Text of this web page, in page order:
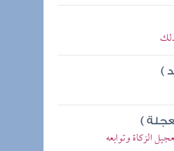
)
)
الزكاة وتوابعه